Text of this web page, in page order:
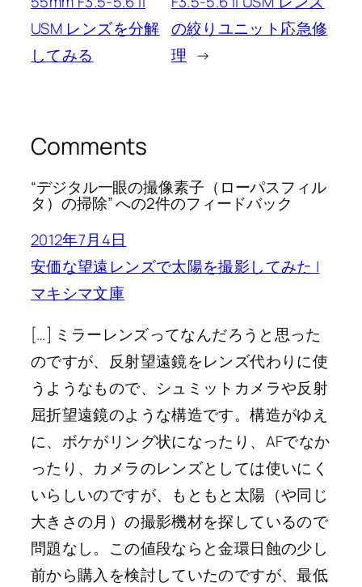
USM レンズを分解
してみる
の絞りユニット応急修
理 →
Comments
“デジタル一眼の撮像素子（ローパスフィル
タ）の掃除” への2件のフィードバック
2012年7月4日
安価な望遠レンズで太陽を撮影してみた |
マキシマ文庫
[…] ミラーレンズってなんだろうと思った
のですが、反射望遠鏡をレンズ代わりに使
うようなもので、シュミットカメラや反射
屈折望遠鏡のような構造です。構造がゆえ
に、ボケがリング状になったり、AFでなか
ったり、カメラのレンズとしては使いにく
いらしいのですが、もともと太陽（や同じ
大きさの月）の撮影機材を探しているので
問題なし。この値段ならと金環日蝕の少し
前から購入を検討していたのですが、最低